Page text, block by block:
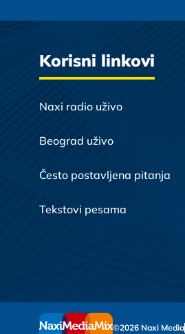
Korisni linkovi
Naxi radio uživo
Beograd uživo
Često postavljena pitanja
Tekstovi pesama
©2026 Naxi Media